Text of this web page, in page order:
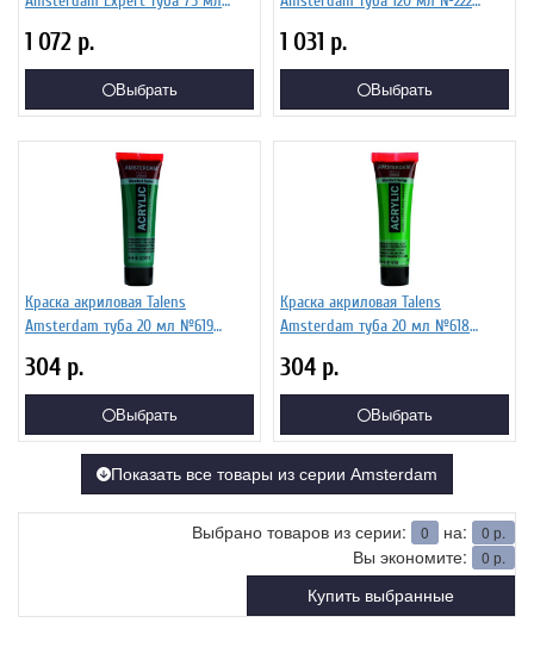
19114080
1 072 р.
Выбрать
17092222
1 031 р.
Выбрать
Краска акриловая Talens
Amsterdam туба 20 мл №619
устойчивый, 17046190
304 р.
Выбрать
Краска акриловая Talens
Amsterdam туба 20 мл №618
17046180
304 р.
Выбрать
Показать все товары из серии Amsterdam
Выбрано товаров из серии: 0 на: 0 р.
Вы экономите: 0 р.
Купить выбранные